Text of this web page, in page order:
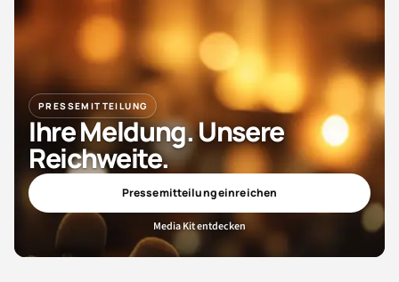
PRESSEMITTEILUNG
Ihre Meldung. Unsere
Reichweite.
Pressemitteilung einreichen
Media Kit entdecken